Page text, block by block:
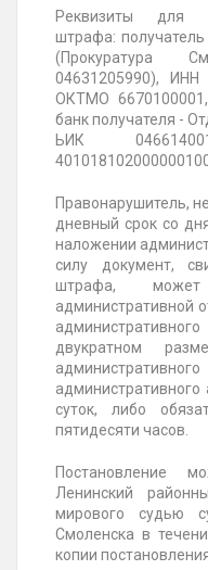
Реквизитыдля
штрафа:
(Прокуратура
04631205990), ИНН
ОКТМО
банк получателя -
ЬИК
Правонарушитель,
дневный срок со
наложении
силу документ,
штрафа,
административной
двукратном
административного
суток, либо
пятидесяти часов.
Постановление
Ленинский
мирового судью
Смоленска в
копии